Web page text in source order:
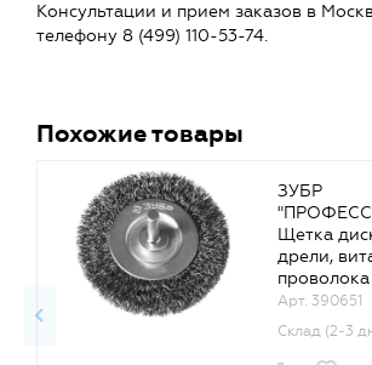
Консультации и прием заказов в
телефону 8 (499) 110-53-74.
Похожие товары
ЗУБР
Щетка
дрели,
{35198-
Арт. 390651
Склад (2-3